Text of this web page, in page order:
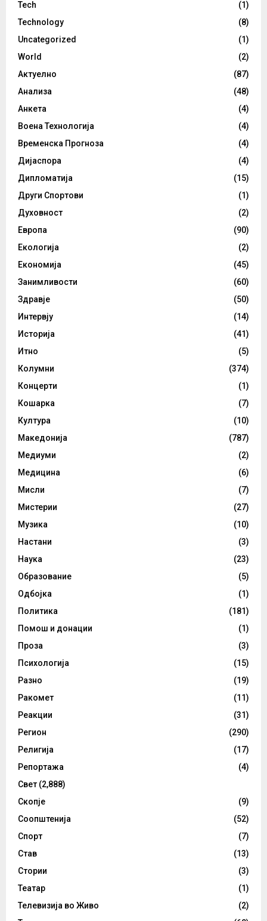
Tech
(1)
Technology
(8)
Uncategorized
(1)
World
(2)
Актуелно
(87)
Анализа
(48)
Анкета
(4)
Воена Технологија
(4)
Временска Прогноза
(4)
Дијаспора
(4)
Дипломатија
(15)
Други Спортови
(1)
Духовност
(2)
Европа
(90)
Екологија
(2)
Економија
(45)
Занимливости
(60)
Здравје
(50)
Интервју
(14)
Историја
(41)
Итно
(5)
Колумни
(374)
Концерти
(1)
Кошарка
(7)
Култура
(10)
Македонија
(787)
Медиуми
(2)
Медицина
(6)
Мисли
(7)
Мистерии
(27)
Музика
(10)
Настани
(3)
Наука
(23)
Образование
(5)
Одбојка
(1)
Политика
(181)
Помош и донации
(1)
Проза
(3)
Психологија
(15)
Разно
(19)
Ракомет
(11)
Реакции
(31)
Регион
(290)
Религија
(17)
Репортажа
(4)
Свет (2,888)
Скопје
(9)
Соопштенија
(52)
Спорт
(7)
Став
(13)
Стории
(3)
Театар
(1)
Телевизија во Живо
(2)